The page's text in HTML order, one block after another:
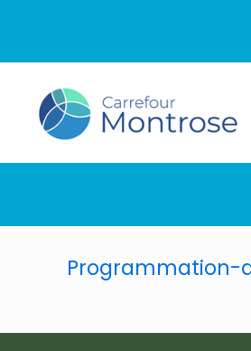
Programmation-